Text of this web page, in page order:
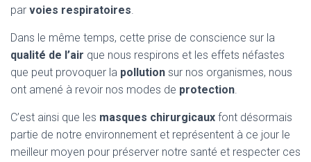
par voies respiratoires.
Dans le même temps, cette prise de conscience sur la
qualité de l’air que nous respirons et les effets néfastes
que peut provoquer la pollution sur nos organismes, nous
ont amené à revoir nos modes de protection.
C’est ainsi que les masques chirurgicaux font désormais
partie de notre environnement et représentent à ce jour le
meilleur moyen pour préserver notre santé et respecter ces